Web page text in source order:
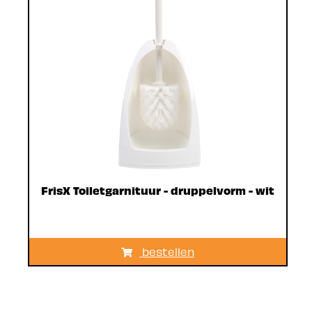
FrisX Toiletgarnituur - druppelvorm - wit
bestellen